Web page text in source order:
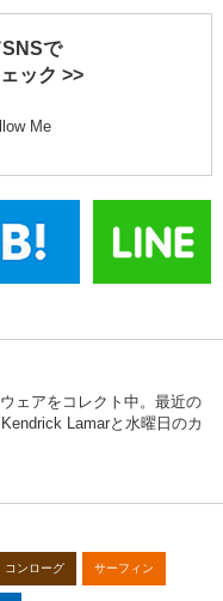
SNSで
ック >>
Me
ェアをコレクト中。最近の
Lamarと水曜日のカ
コンローグ サーフィン